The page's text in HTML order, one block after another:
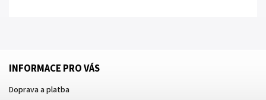
INFORMACE PRO VÁS
Doprava a platba